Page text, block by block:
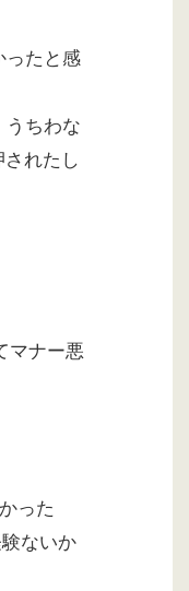
ったと感
うちわな
れたし
マナー悪
った
ないか